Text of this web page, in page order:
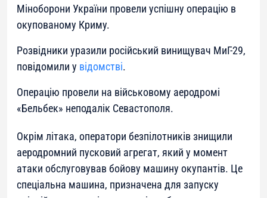
Міноборони України провели успішну операцію в
окупованому Криму.
Розвідники уразили російський винищувач МиГ-29,
повідомили у відомстві.
Операцію провели на військовому аеродромі
«Бельбек» неподалік Севастополя.
Окрім літака, оператори безпілотників знищили
аеродромний пусковий агрегат, який у момент
атаки обслуговував бойову машину окупантів. Це
спеціальна машина, призначена для запуску